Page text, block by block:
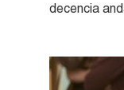
decencia